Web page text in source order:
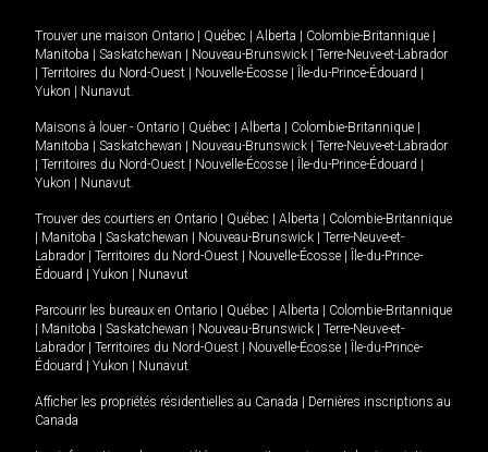
Trouver une maison Ontario Québec Alberta Colombie-Britannique
Manitoba
Saskatchewan Nouveau-Brunswick
Terre-Neuve-et-Labrador
Territoires du Nord-Ouest Nouvelle-Écosse Île-du-Prince-Édouard
Yukon
Nunavut.
Maisons à louer - Ontario Québec Alberta Colombie-Britannique
Manitoba
Saskatchewan Nouveau-Brunswick
Terre-Neuve-et-Labrador
Territoires du Nord-Ouest Nouvelle-Écosse Île-du-Prince-Édouard
Yukon
Nunavut.
Trouver des courtiers en Ontario Québec Alberta
Colombie-Britannique
Manitoba Saskatchewan Nouveau-Brunswick
Terre-Neuve-et-
Labrador
Territoires du Nord-Ouest Nouvelle-Écosse
Île-du-Prince-
Édouard
Yukon Nunavut
Parcourir les bureaux en Ontario Québec Alberta
Colombie-Britannique
Manitoba Saskatchewan Nouveau-Brunswick
Terre-Neuve-et-
Labrador
Territoires du Nord-Ouest Nouvelle-Écosse
Île-du-Prince-
Édouard
Yukon Nunavut
Afficher les propriétés résidentielles au Canada
Dernières inscriptions au
Canada